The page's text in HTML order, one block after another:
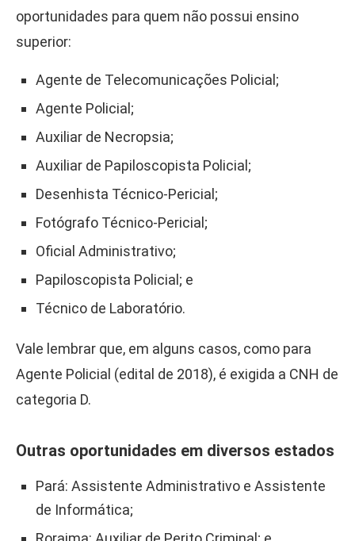
oportunidades para quem não possui ensino
superior:
Agente de Telecomunicações Policial;
Agente Policial;
Auxiliar de Necropsia;
Auxiliar de Papiloscopista Policial;
Desenhista Técnico-Pericial;
Fotógrafo Técnico-Pericial;
Oficial Administrativo;
Papiloscopista Policial; e
Técnico de Laboratório.
Vale lembrar que, em alguns casos, como para
Agente Policial (edital de 2018), é exigida a CNH de
categoria D.
Outras oportunidades em diversos estados
Pará: Assistente Administrativo e Assistente
de Informática;